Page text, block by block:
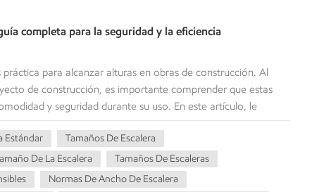
completa para la seguridad y la eficiencia
para alcanzar alturas en obras de construcción. Al
de construcción, es importante comprender que estas
y seguridad durante su uso. En este artículo, le
los anchos comunes de escaleras para facilitarle la elección
construcción o para las tareas del hogar. Requisitos de
de seguridad Requisitos de ancho de escalera estándar:
agencias de seguridad ocupacional (OSHA, ANSI, EN) para
Estándar
Tamaños De Escalera
De La Escalera
Tamaños De Escaleras
Normas De Ancho De Escalera